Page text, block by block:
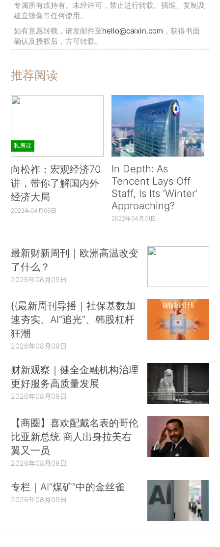
专属所有或持有。未经许可，禁止进行转载、摘编、复制及
建立镜像等任何使用。
如有意愿转载，请发邮件至hello@caixin.com ，获得书面
确认及授权后，方可转载。
推荐阅读
私房课
向松祚：宏观经济70
讲，带你了解国内外
经济大局
2022年04月06日
In Depth: As
Tencent Lays Off
Staff, Is Its ‘Winter’
Approaching?
2022年04月01日
最新财新周刊｜欧洲高温改变
了什么？
2026年08月09日
{{最新周刊导播｜社保基数加
速夯实、AI“追光”、韩股杠杆
狂潮
2026年08月09日
财新观察｜健全金融机构治理
更好服务高质量发展
2026年08月09日
【商圈】喜欢配戴名表的哥伦
比亚新总统 商人出身拉美右
翼又一员
2026年08月09日
专栏｜AI“煤矿”中的金丝雀
2026年08月09日